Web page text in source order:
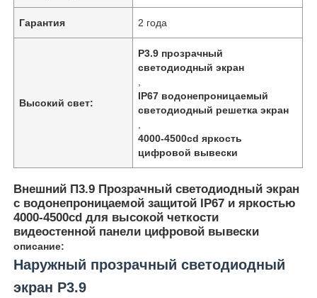
Гарантия 2 года
Высокий свет:
P3.9 прозрачный
светодиодный экран
IP67 водонепроницаемый
светодиодный решетка экран
4000-4500cd яркость
цифровой вывески
Внешний П3.9 Прозрачный светодиодный экран
с водонепроницаемой защитой IP67 и яркостью
4000-4500cd для высокой четкости
видеостенной панели цифровой вывески
описание:
Наружный прозрачный светодиодный
экран P3.9